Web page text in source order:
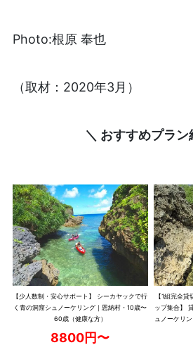
Photo:根原 奉也
（取材：2020年3月）
＼ おすすめプラン
【少人数制・安心サポート】 シーカヤックで行
く青の洞窟シュノーケリング｜恩納村・10歳〜
60歳（健康な方）
8800円〜
【1組完全
ップ集合】
ュノーケリ